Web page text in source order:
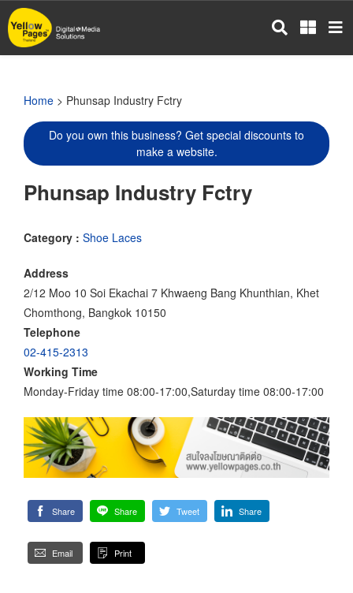
Skip
to
main
Home > Phunsap Industry Fctry
Do you own this business? Get special discounts to
make a website.
Phunsap Industry Fctry
Category : Shoe Laces
Address
2/12 Moo 10 Soi Ekachai 7 Khwaeng Bang Khunthian, Khet
Chomthong, Bangkok 10150
Telephone
02-415-2313
Working Time
Monday-Friday time 08:00-17:00,Saturday time 08:00-17:00
Share Share Tweet Share
Email Print